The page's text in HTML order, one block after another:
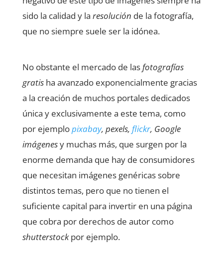
sido la calidad y la resolución de la fotografía,
que no siempre suele ser la idónea.
No obstante el mercado de lasfotografías
gratisha avanzado exponencialmente gracias
a la creación de muchos portales dedicados
única y exclusivamente a este tema, como
por ejemplopixabay, pexels, flickr, Google
imágenesy muchas más, que surgen por la
enorme demanda que hay de consumidores
que necesitan imágenes genéricas sobre
distintos temas, pero que no tienen el
suficiente capital para invertir en una página
que cobra por derechos de autor como
shutterstockpor ejemplo.